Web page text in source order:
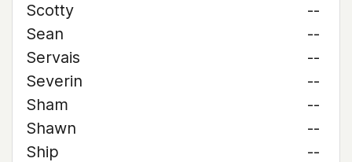
Scotty
--
Sean
--
Servais
--
Severin
--
Sham
--
Shawn
--
Ship
--